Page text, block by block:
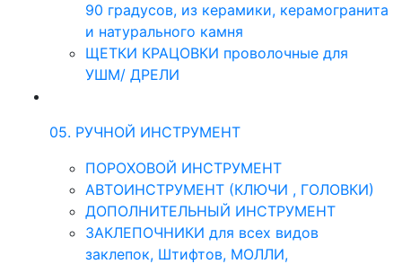
90 градусов, из керамики, керамогранита
и натурального камня
ЩЕТКИ КРАЦОВКИ проволочные для
УШМ/ ДРЕЛИ
05. РУЧНОЙ ИНСТРУМЕНТ
ПОРОХОВОЙ ИНСТРУМЕНТ
АВТОИНСТРУМЕНТ (КЛЮЧИ , ГОЛОВКИ)
ДОПОЛНИТЕЛЬНЫЙ ИНСТРУМЕНТ
ЗАКЛЕПОЧНИКИ для всех видов
заклепок, Штифтов, МОЛЛИ,